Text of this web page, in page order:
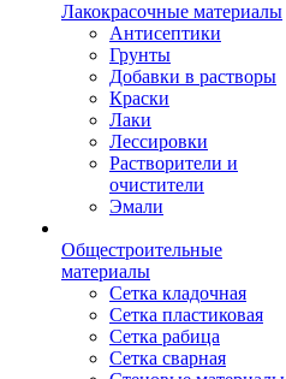
Лакокрасочные материалы
Антисептики
Грунты
Добавки в растворы
Краски
Лаки
Лессировки
Растворители и
очистители
Эмали
Общестроительные
материалы
Сетка кладочная
Сетка пластиковая
Сетка рабица
Сетка сварная